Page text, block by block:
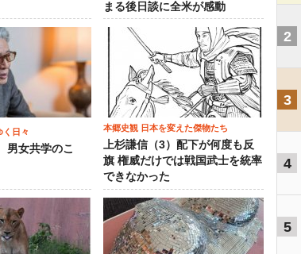
まる後日談に全米が感動
く日々
女共学のこ
本郷史観 日本を変えた傑物たち
上杉謙信（3）配下が何度も反
旗 権威だけでは戦国武士を統率
できなかった
2
3
4
5